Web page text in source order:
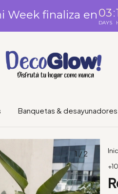
Week finaliza en03
DAYS
:
Banquetas & desayunadores
1 /2